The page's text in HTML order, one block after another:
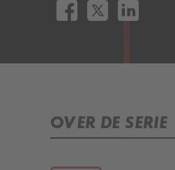
OVER DE SERIE